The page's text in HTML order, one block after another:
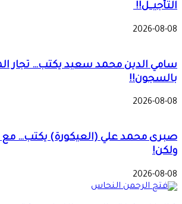
التأجيــل!!
2026-08-08
سامي الدين محمد سعيد يكتب… تجار
بالسجون!!
2026-08-08
صبرى محمد علي (العيكورة) يكتب… مع
ولكن!
2026-08-08